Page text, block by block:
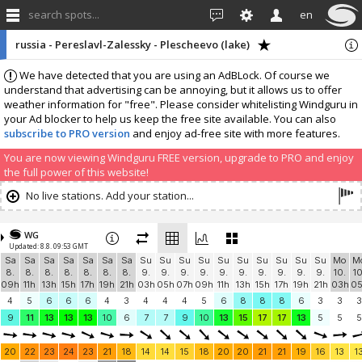
search spots... en
We have detected that you are using an AdBLock. Of course we
understand that advertising can be annoying, but it allows us to offer
weather information for "free". Please consider whitelisting Windguru in
your Ad blocker to help us keep the free site available. You can also
subscribe to PRO version and enjoy ad-free site with more features.
You are now viewing Windguru FREE version, upgrade to PRO and enjoy
the full power of this website!
russia - Pereslavl-Zalessky - Plescheevo (lake)
No live stations. Add your station...
WG
Updated: 8.8. 09:53 GMT
Sa
8.
09h
Sa
8.
11h
Sa
8.
13h
Sa
8.
15h
Sa
8.
17h
Sa
8.
19h
Sa
8.
21h
Su
9.
03h
Su
9.
05h
Su
9.
07h
Su
9.
09h
Su
9.
11h
Su
9.
13h
Su
9.
15h
Su
9.
17h
Su
9.
19h
Su
9.
21h
Mo
10.
03h
4
5 6 6 6 4 3 4 4 4 5 6 8 8 8 6 3 3
3
9
11 13 13 13 10 6 7 7 9 10 13 15 17 17 13 5 5 5
20 22 23 24 23 21 18 14 14 15 18 20 20 21 21 19 16 13